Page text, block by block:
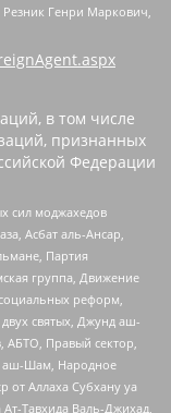
Генри Маркович,
в том числе
признанных
Федерации
сил моджахедов
Асбат аль-Ансар,
Партия
группа, Движение
реформ,
святых, Джунд аш-
АБТО, Правый сектор,
аш-Шам, Народное
Аллаха Субхану уа
Тавхида Валь-Джихад,